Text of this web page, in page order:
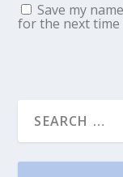
Save my
for the next time